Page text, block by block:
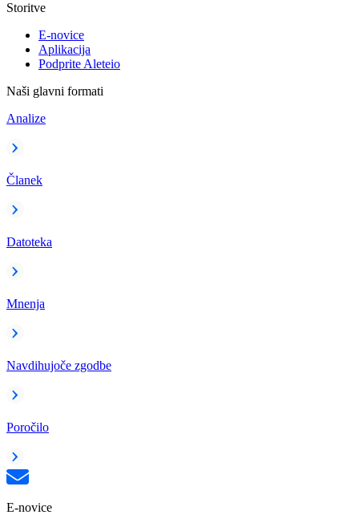
Storitve
E-novice
Aplikacija
Podprite Aleteio
Naši glavni formati
Analize
Članek
Datoteka
Mnenja
Navdihujoče zgodbe
Poročilo
E-novice